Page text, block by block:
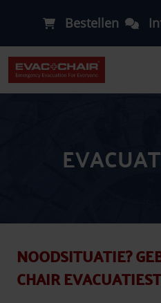
Bestellen
NOODSITUATIE?
CHAIR